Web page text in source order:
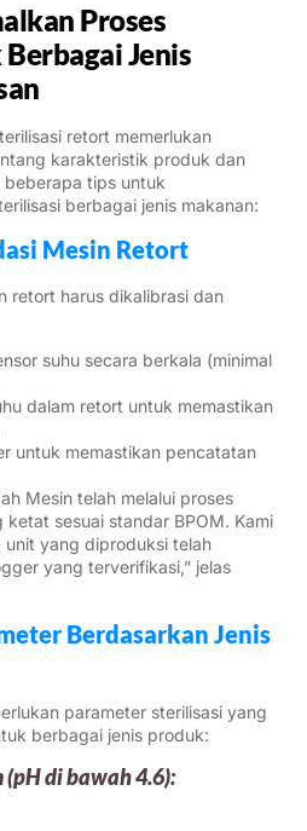
Proses
Jenis
retort memerlukan
karakteristik produk dan
beberapa tips untuk
berbagai jenis makanan:
Mesin Retort
retort harus dikalibrasi dan
suhu secara berkala (minimal
dalam retort untuk memastikan
untuk memastikan pencatatan
Mesin telah melalui proses
sesuai standar BPOM. Kami
unit yang diproduksi telah
yang terverifikasi,” jelas
Berdasarkan Jenis
parameter sterilisasi yang
berbagai jenis produk:
di bawah 4.6):